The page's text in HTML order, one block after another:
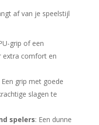
af van je speelstijl
grip of een
extra comfort en
Een grip met goede
slagen te
spelers: Een dunne